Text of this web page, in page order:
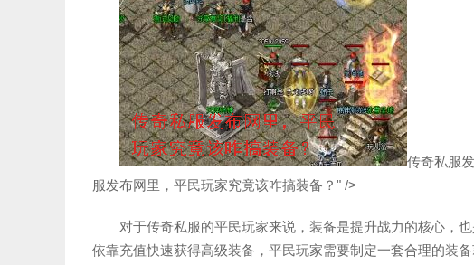
传奇私服
服发布网里，平民玩家究竟该咋搞装备？" />
对于传奇私服的平民玩家来说，装备是提升战力的核心，
依靠充值快速获得高级装备，平民玩家需要制定一套合理的装